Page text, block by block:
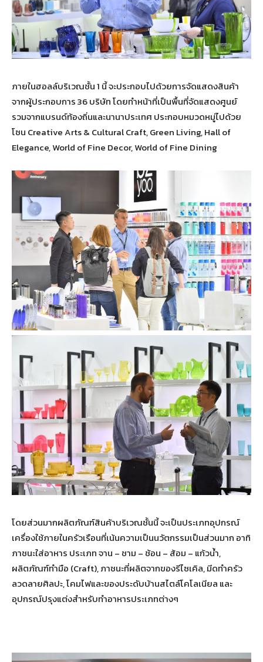
ภายในฮอลล์บริเวณชั้น 1 นี้ จะประกอบไปด้วยการจัดแสดงสินค้า
จากผู้ประกอบการ 36 บริษัท โดยทำหน้าที่เป็นพื้นที่จัดแสดงศูนย์
รวมจากแบรนด์ท้องถิ่นและนานาประเทศ ประกอบหมวดหมู่ไปด้วย
โซน Creative Arts & Cultural Craft, Green Living, Hall of
Elegance, World of Fine Decor, World of Fine Dining
โดยส่วนมากผลิตภัณฑ์สินค้าบริเวณชั้นนี้ จะเป็นประเภทอุปกรณ์
เครื่องใช้ภายในครัวเรือนที่เน้นความเป็นนวัตกรรมเป็นส่วนมาก อาทิ
ภาชนะใส่อาหาร ประเภท จาน – ชาม – ช้อน – ส้อม – แก้วน้ำ,
ผลิตภัณฑ์ทำมือ (Craft), ภาชนะที่ผลิตจากของรีไซเคิล, มีดทำครัว
ลวดลายศิลปะ, โคมไฟและของประดับบ้านสไตล์โคโลเนียล และ
อุปกรณ์ปรุงแต่งสำหรับทำอาหารประเภทต่างๆ